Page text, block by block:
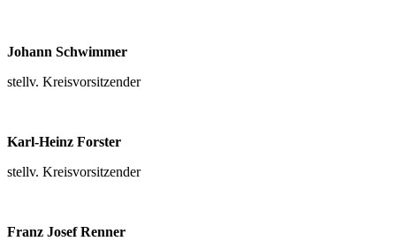
Johann Schwimmer
stellv. Kreisvorsitzender
Karl-Heinz Forster
stellv. Kreisvorsitzender
Franz Josef Renner